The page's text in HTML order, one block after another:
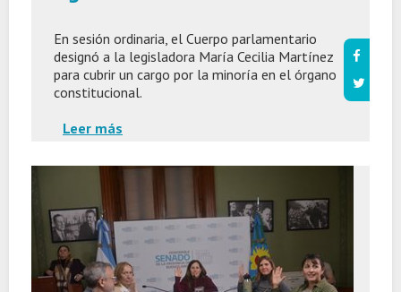
En sesión ordinaria, el Cuerpo parlamentario
designó a la legisladora María Cecilia Martínez
para cubrir un cargo por la minoría en el órgano
constitucional.
Leer más